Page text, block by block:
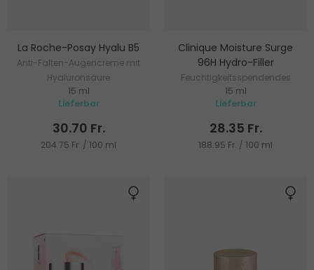
La Roche-Posay Hyalu B5
Anti-Falten-Augencreme mit
Hyaluronsäure
15 ml
Lieferbar
30.70 Fr.
204.75 Fr. / 100 ml
Clinique Moisture Surge
96H Hydro-Filler
Feuchtigkeitsspendendes
Augengel
15 ml
Lieferbar
28.35 Fr.
188.95 Fr. / 100 ml